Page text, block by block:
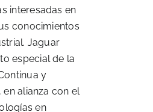
interesadas en
conocimientos
Jaguar
especial de la
y
en alianza con el
en